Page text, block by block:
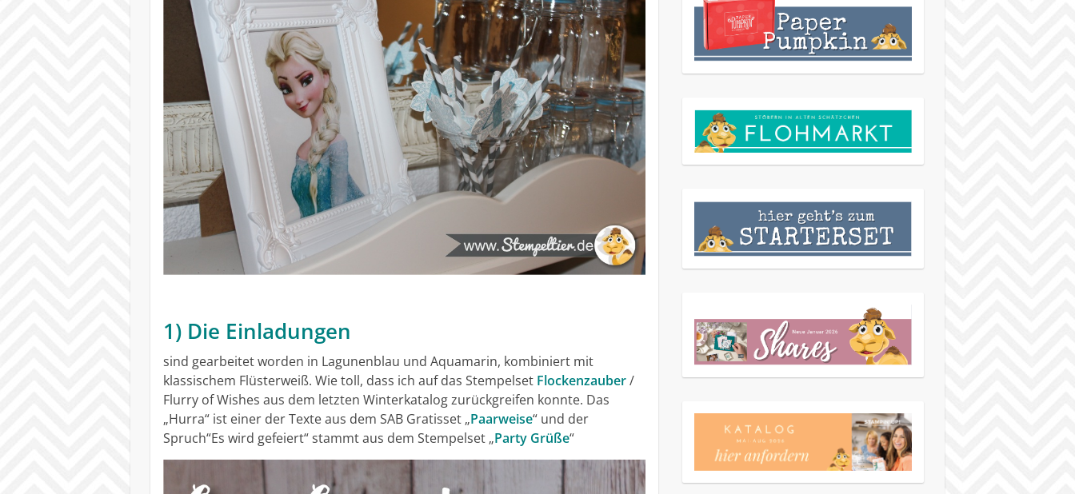
1) Die Einladungen
sind gearbeitet worden in Lagunenblau und Aquamarin, kombiniert mit
klassischem Flüsterweiß. Wie toll, dass ich auf das Stempelset Flockenzauber/
Flurry of Wishes aus dem letzten Winterkatalog zurückgreifen konnte. Das
„Hurra“ ist einer der Texte aus dem SAB Gratisset „Paarweise“ und der
Spruch“Es wird gefeiert“ stammt aus dem Stempelset „Party Grüße“